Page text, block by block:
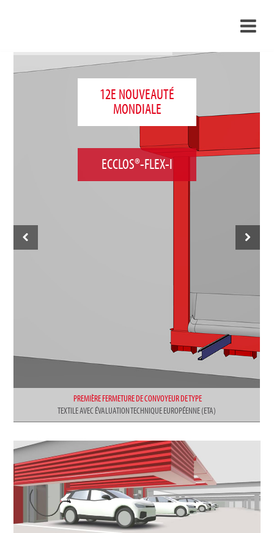
›
›
Mondes thématiques
PREMIÈRE FERMETURE DE CONVOYEUR DE TYPE
12E NOUVEAUTÉ
MONDIALE
TEXTILE AVEC ÉVALUATION TECHNIQUE EUROPÉENNE (ETA)
ECCLOS®-FLEX-I